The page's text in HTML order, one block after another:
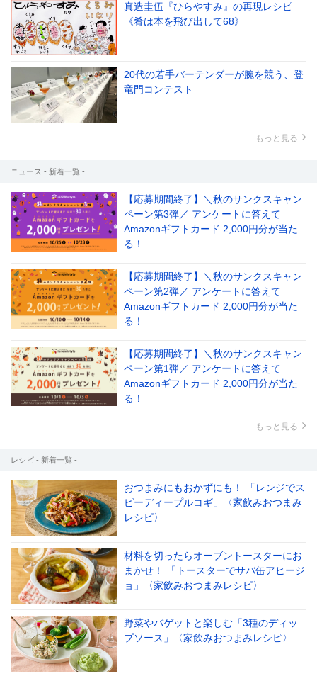
真造圭伍『ひらやすみ』の再現レシピ
《肴は本を飛び出して68》
20代の若手バーテンダーが腕を競う、登
竜門コンテスト
もっと見る
ニュース - 新着一覧 -
【応募期間終了】＼秋のサンクスキャン
ペーン第3弾／ アンケートに答えて
Amazonギフトカード 2,000円分が当た
る！
【応募期間終了】＼秋のサンクスキャン
ペーン第2弾／ アンケートに答えて
Amazonギフトカード 2,000円分が当た
る！
【応募期間終了】＼秋のサンクスキャン
ペーン第1弾／ アンケートに答えて
Amazonギフトカード 2,000円分が当た
る！
もっと見る
レシピ - 新着一覧 -
おつまみにもおかずにも！ 「レンジでス
ピーディープルコギ」〈家飲みおつまみ
レシピ〉
材料を切ったらオーブントースターにお
まかせ！ 「トースターでサバ缶アヒージ
ョ」〈家飲みおつまみレシピ〉
野菜やバゲットと楽しむ「3種のディッ
プソース」〈家飲みおつまみレシピ〉